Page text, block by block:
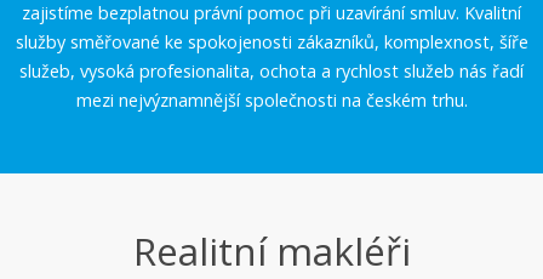
zajistíme bezplatnou právní pomoc při uzavírání smluv. Kvalitní
služby směřované ke spokojenosti zákazníků, komplexnost, šíře
služeb, vysoká profesionalita, ochota a rychlost služeb nás řadí
mezi nejvýznamnější společnosti na českém trhu.
Realitní makléři